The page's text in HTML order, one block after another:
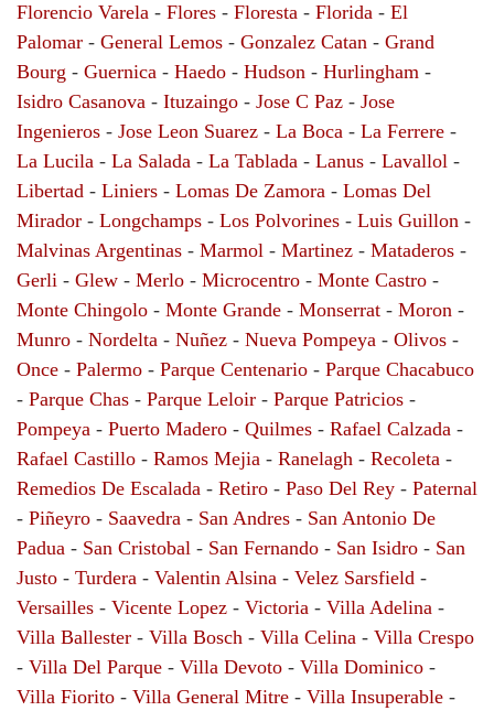
Florencio Varela - Flores - Floresta - Florida - El
Palomar - General Lemos - Gonzalez Catan - Grand
Bourg - Guernica - Haedo - Hudson - Hurlingham -
Isidro Casanova - Ituzaingo - Jose C Paz - Jose
Ingenieros - Jose Leon Suarez - La Boca - La Ferrere -
La Lucila - La Salada - La Tablada - Lanus - Lavallol -
Libertad - Liniers - Lomas De Zamora - Lomas Del
Mirador - Longchamps - Los Polvorines - Luis Guillon -
Malvinas Argentinas - Marmol - Martinez - Mataderos -
Gerli - Glew - Merlo - Microcentro - Monte Castro -
Monte Chingolo - Monte Grande - Monserrat - Moron -
Munro - Nordelta - Nuñez - Nueva Pompeya - Olivos -
Once - Palermo - Parque Centenario - Parque Chacabuco
- Parque Chas - Parque Leloir - Parque Patricios -
Pompeya - Puerto Madero - Quilmes - Rafael Calzada -
Rafael Castillo - Ramos Mejia - Ranelagh - Recoleta -
Remedios De Escalada - Retiro - Paso Del Rey - Paternal
- Piñeyro - Saavedra - San Andres - San Antonio De
Padua - San Cristobal - San Fernando - San Isidro - San
Justo - Turdera - Valentin Alsina - Velez Sarsfield -
Versailles - Vicente Lopez - Victoria - Villa Adelina -
Villa Ballester - Villa Bosch - Villa Celina - Villa Crespo
- Villa Del Parque - Villa Devoto - Villa Dominico -
Villa Fiorito - Villa General Mitre - Villa Insuperable -